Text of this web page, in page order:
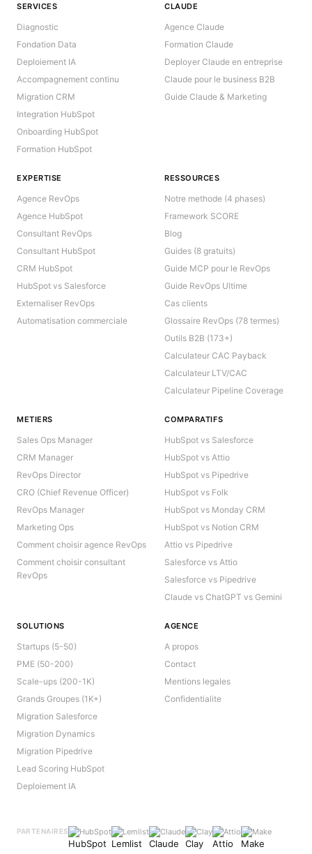
SERVICES
Diagnostic
Fondation Data
Deploiement IA
Accompagnement continu
Migration CRM
Integration HubSpot
Onboarding HubSpot
Formation HubSpot
CLAUDE
Agence Claude
Formation Claude
Deployer Claude en entreprise
Claude pour le business B2B
Guide Claude & Marketing
EXPERTISE
Agence RevOps
Agence HubSpot
Consultant RevOps
Consultant HubSpot
CRM HubSpot
HubSpot vs Salesforce
Externaliser RevOps
Automatisation commerciale
RESSOURCES
Notre methode (4 phases)
Framework SCORE
Blog
Guides (8 gratuits)
Guide MCP pour le RevOps
Guide RevOps Ultime
Cas clients
Glossaire RevOps (78 termes)
Outils B2B (173+)
Calculateur CAC Payback
Calculateur LTV/CAC
Calculateur Pipeline Coverage
METIERS
Sales Ops Manager
CRM Manager
RevOps Director
CRO (Chief Revenue Officer)
RevOps Manager
Marketing Ops
Comment choisir agence RevOps
Comment choisir consultant
RevOps
COMPARATIFS
HubSpot vs Salesforce
HubSpot vs Attio
HubSpot vs Pipedrive
HubSpot vs Folk
HubSpot vs Monday CRM
HubSpot vs Notion CRM
Attio vs Pipedrive
Salesforce vs Attio
Salesforce vs Pipedrive
Claude vs ChatGPT vs Gemini
SOLUTIONS
Startups (5-50)
PME (50-200)
Scale-ups (200-1K)
Grands Groupes (1K+)
Migration Salesforce
Migration Dynamics
Migration Pipedrive
Lead Scoring HubSpot
Deploiement IA
AGENCE
A propos
Contact
Mentions legales
Confidentialite
PARTENAIRES HubSpot Lemlist Claude Clay Attio Make